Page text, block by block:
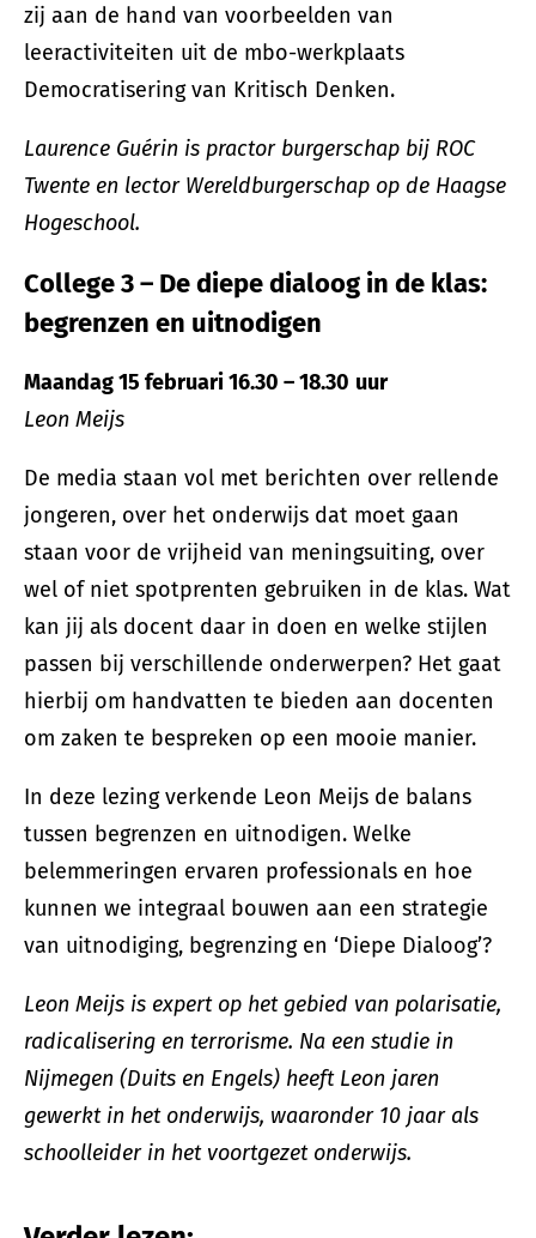
zij aan de hand van voorbeelden van
leeractiviteiten uit de mbo-werkplaats
Democratisering van Kritisch Denken.
Laurence Guérin is practor burgerschap bij ROC
Twente en lector Wereldburgerschap op de Haagse
Hogeschool.
College 3 – De diepe dialoog in de klas:
begrenzen en uitnodigen
Maandag 15 februari 16.30 – 18.30 uur
Leon Meijs
De media staan vol met berichten over rellende
jongeren, over het onderwijs dat moet gaan
staan voor de vrijheid van meningsuiting, over
wel of niet spotprenten gebruiken in de klas. Wat
kan jij als docent daar in doen en welke stijlen
passen bij verschillende onderwerpen? Het gaat
hierbij om handvatten te bieden aan docenten
om zaken te bespreken op een mooie manier.
In deze lezing verkende Leon Meijs de balans
tussen begrenzen en uitnodigen. Welke
belemmeringen ervaren professionals en hoe
kunnen we integraal bouwen aan een strategie
van uitnodiging, begrenzing en ‘Diepe Dialoog’?
Leon Meijs is expert op het gebied van polarisatie,
radicalisering en terrorisme. Na een studie in
Nijmegen (Duits en Engels) heeft Leon jaren
gewerkt in het onderwijs, waaronder 10 jaar als
schoolleider in het voortgezet onderwijs.